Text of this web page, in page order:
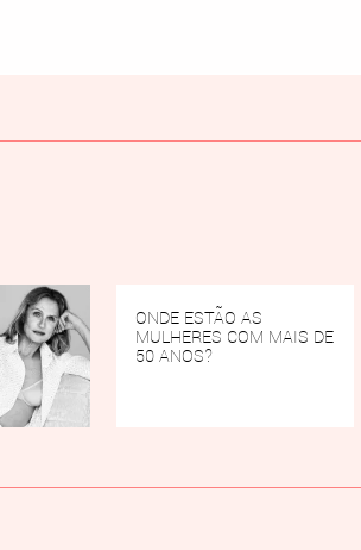
ONDE ESTÃO AS
MULHERES COM MAIS DE
50 ANOS?